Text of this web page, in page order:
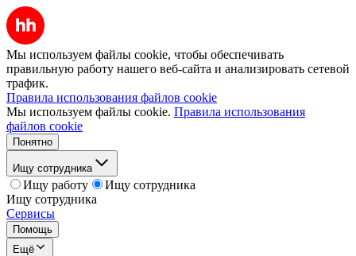
Мы используем файлы cookie, чтобы обеспечивать
правильную работу нашего веб-сайта и анализировать сетевой
трафик.
Правила использования файлов cookie
Мы используем файлы cookie. Правила использования
файлов cookie
Понятно
Ищу сотрудника
Ищу работу
Ищу сотрудника
Ищу сотрудника
Сервисы
Помощь
Ещё